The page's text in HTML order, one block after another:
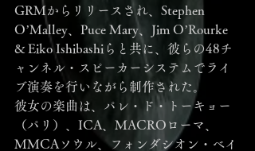
GRMからリリースされ、Stephen
O’Malley、Puce Mary、Jim O’Rourke
& Eiko Ishibashiらと共に、彼らの48チ
ャンネル・スピーカーシステムでライ
ブ演奏を行いながら制作された。
彼女の楽曲は、パレ・ド・トーキョー
（パリ）、ICA、MACROローマ、
MMCAソウル、フォンダシオン・ベイ